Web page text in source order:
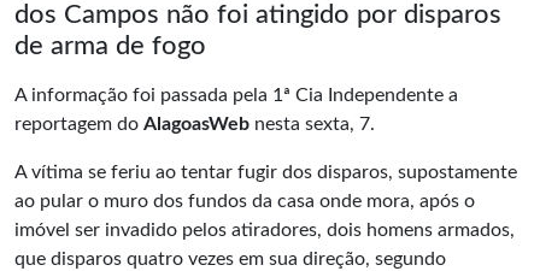
dos Campos não foi atingido por disparos
de arma de fogo
A informação foi passada pela 1ª Cia Independente a
reportagem do AlagoasWeb nesta sexta, 7.
A vítima se feriu ao tentar fugir dos disparos, supostamente
ao pular o muro dos fundos da casa onde mora, após o
imóvel ser invadido pelos atiradores, dois homens armados,
que disparos quatro vezes em sua direção, segundo